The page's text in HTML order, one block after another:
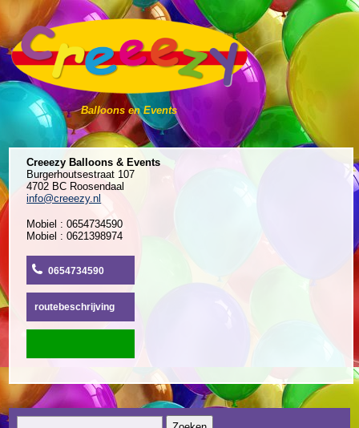
Balloons en Events
Creeezy Balloons & Events
Burgerhoutsestraat 107
4702 BC Roosendaal
info@creeezy.nl
Mobiel : 0654734590
Mobiel : 0621398974
0654734590
routebeschrijving